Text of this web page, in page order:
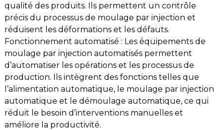
qualité des produits. Ils permettent un contrôle
précis du processus de moulage par injection et
réduisent les déformations et les défauts.
Fonctionnement automatisé : Les équipements de
moulage par injection automatisés permettent
d’automatiser les opérations et les processus de
production. Ils intègrent des fonctions telles que
l’alimentation automatique, le moulage par injection
automatique et le démoulage automatique, ce qui
réduit le besoin d’interventions manuelles et
améliore la productivité.